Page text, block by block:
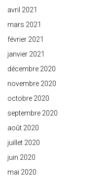
avril 2021
mars 2021
février 2021
janvier 2021
décembre 2020
novembre 2020
octobre 2020
septembre 2020
août 2020
juillet 2020
juin 2020
mai 2020